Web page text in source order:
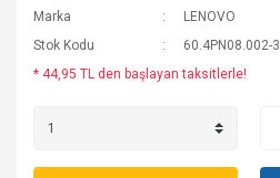
Marka
LENOVO
Stok Kodu
60.4PN08.002-3
* 44,95 TL den başlayan taksitlerle!